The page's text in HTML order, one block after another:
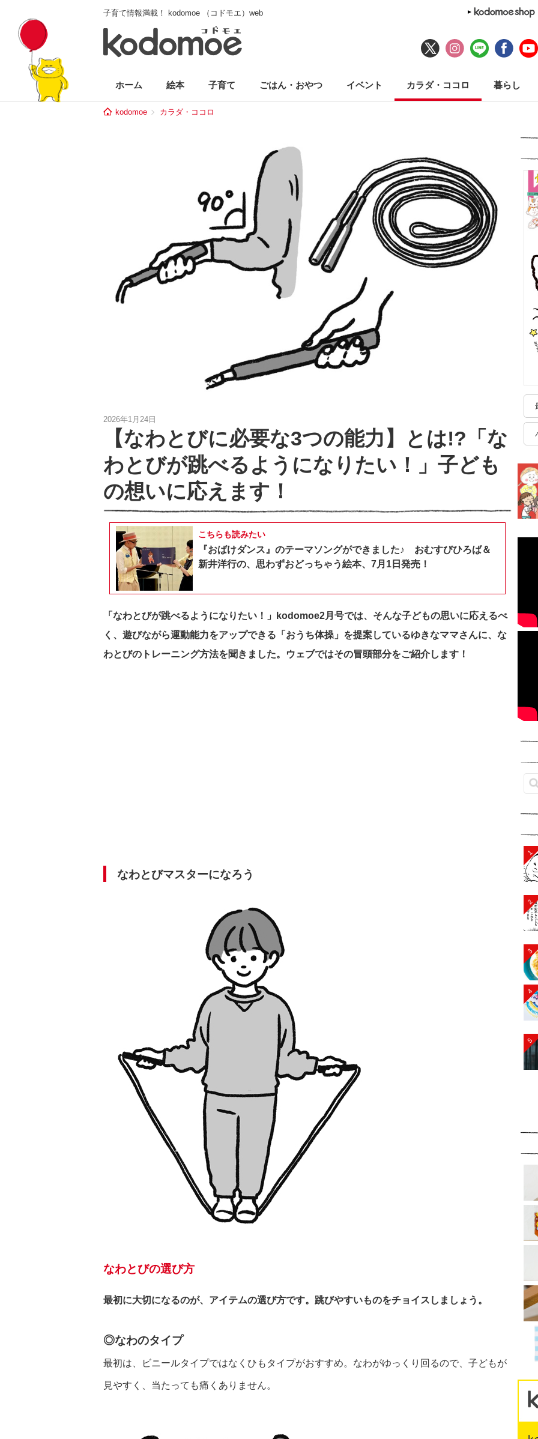
子育て情報満載！ kodomoe （コドモエ）web
ホーム 絵本 子育て ごはん・おやつ イベント カラダ・ココロ 暮らし
kodomoe カラダ・ココロ
2026年1月24日
【なわとびに必要な3つの能力】とは!?「な
わとびが跳べるようになりたい！」子ども
の想いに応えます！
こちらも読みたい
『おばけダンス』のテーマソングができました♪ おむすびひろば＆
新井洋行の、思わずおどっちゃう絵本、7月1日発売！
「なわとびが跳べるようになりたい！」kodomoe2月号では、そんな子どもの思いに応えるべ
く、遊びながら運動能力をアップできる「おうち体操」を提案しているゆきなママさんに、な
わとびのトレーニング方法を聞きました。ウェブではその冒頭部分をご紹介します！
なわとびマスターになろう
なわとびの選び方
最初に大切になるのが、アイテムの選び方です。跳びやすいものをチョイスしましょう。
◎なわのタイプ
最初は、ビニールタイプではなくひもタイプがおすすめ。なわがゆっくり回るので、子どもが
見やすく、当たっても痛くありません。
1
2
3
4
5